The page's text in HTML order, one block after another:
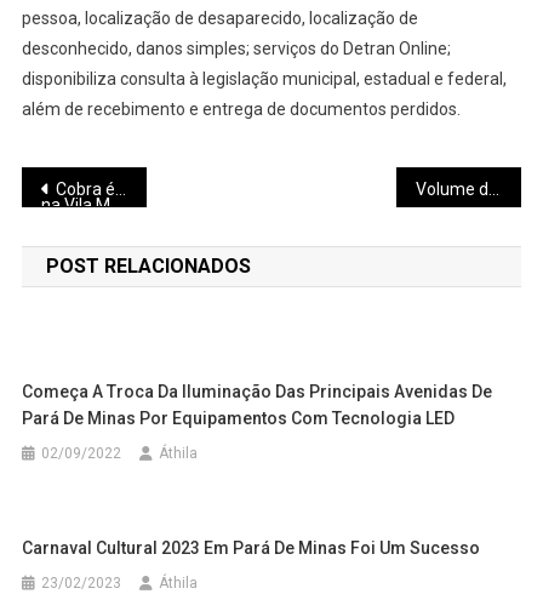
pessoa, localização de desaparecido, localização de
desconhecido, danos simples; serviços do Detran Online;
disponibiliza consulta à legislação municipal, estadual e federal,
além de recebimento e entrega de documentos perdidos.
Navegação
de
Post
Cobra é encontrada na calçada de residência
na Vila Maria
POST RELACIONADOS
Começa A Troca Da Iluminação Das Principais Avenidas De
Pará De Minas Por Equipamentos Com Tecnologia LED
02/09/2022 Áthila
Carnaval Cultural 2023 Em Pará De Minas Foi Um Sucesso
23/02/2023 Áthila